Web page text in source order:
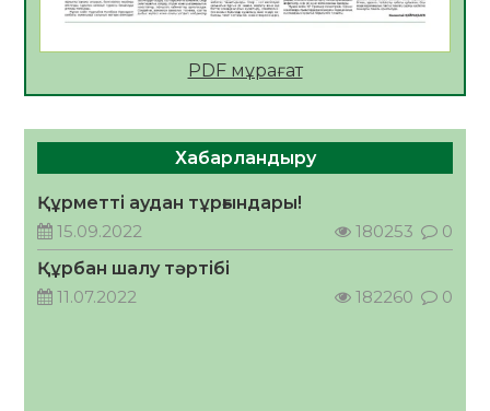
Қазақстан Орталық Азиядағы көшуге ең
азаматтың міндеті
Руслан Рүстемұлы облыс әкімінің
кеңесшісі болып тағайындалды
05.08.2026
55 0
PDF мұрағат
Хабарландыру
Құрметті аудан тұрғындары!
15.09.2022
180253
0
Құрбан шалу тәртібі
11.07.2022
182260 0